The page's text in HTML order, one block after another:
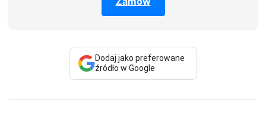
Dodaj jako preferowane
źródło w Google